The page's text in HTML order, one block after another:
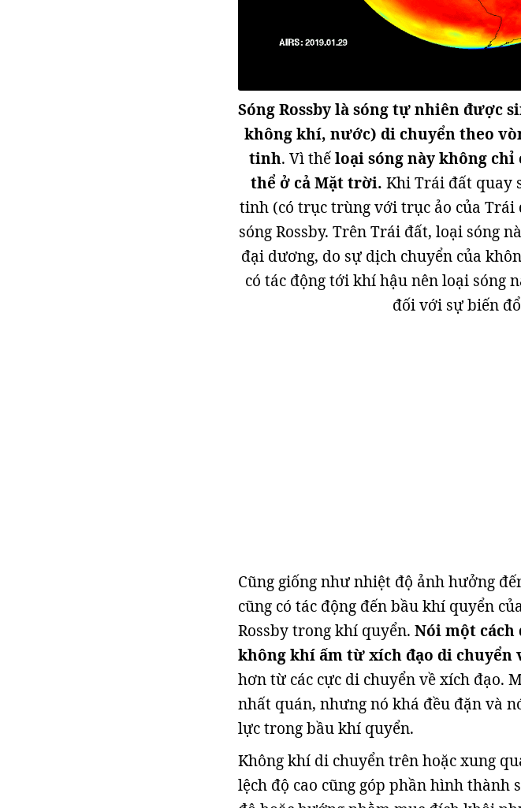
Sóng Rossby là sóng tự nhiên được
không khí, nước) di chuyển theo
tinh. Vì thếloại sóng này không
thể ở cả Mặt trời. Khi Trái đất quay
tinh (có trục trùng với trục ảo của Trái
sóng Rossby. Trên Trái đất, loại sóng
đại dương, do sự dịch chuyển của
có tác động tới khí hậu nên loại sóng
đối với sự biến
Cũng giống như nhiệt độ ảnh hưởng
cũng có tác động đến bầu khí quyển
Rossby trong khí quyển. Nói một
không khí ấm từ xích đạo di chuyển
hơn từ các cực di chuyển về xích đạo.
nhất quán, nhưng nó khá đều đặn và
lực trong bầu khí quyển.
Không khí di chuyển trên hoặc xung
lệch độ cao cũng góp phần hình thành